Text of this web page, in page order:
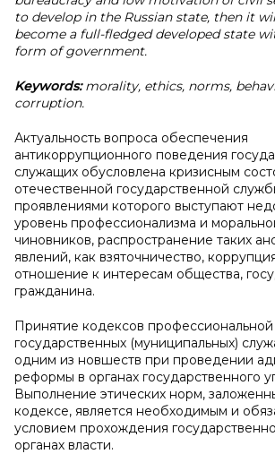
to develop in the Russian state, then it
become a full-fledged developed state
form of government.
Keywords:morality, ethics, norms,
corruption.
Актуальность вопроса обеспечения
антикоррупционного поведения
служащих обусловлена кризисным
отечественной государственной
проявлениями которого выступают
уровень профессионализма и
чиновников, распространение таких
явлений, как взяточничество,
отношение к интересам общества,
гражданина.
Принятие кодексов профессиональной
государственных (муниципальных)
одним из новшеств при проведении
реформы в органах государственного
Выполнение этических норм,
кодексе, является необходимым и
условием прохождения
органах власти.